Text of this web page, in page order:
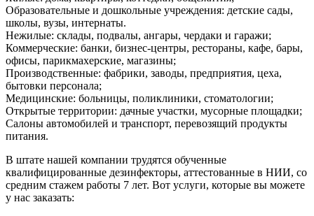
Образовательные и дошкольные учреждения: детские сады,
школы, вузы, интернаты.
Нежилые: склады, подвалы, ангары, чердаки и гаражи;
Коммерческие: банки, бизнес-центры, рестораны, кафе, бары,
офисы, парикмахерские, магазины;
Производственные: фабрики, заводы, предприятия, цеха,
бытовки персонала;
Медицинские: больницы, поликлиники, стоматологии;
Открытые территории: дачные участки, мусорные площадки;
Салоны автомобилей и транспорт, перевозящий продукты
питания.
В штате нашей компании трудятся обученные
квалифицированные дезинфекторы, аттестованные в НИИ, со
средним стажем работы 7 лет. Вот услуги, которые вы можете
у нас заказать: